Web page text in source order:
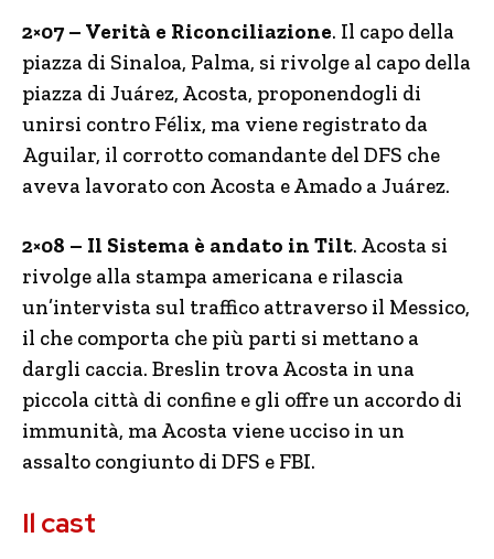
2×07 – Verità e Riconciliazione. Il capo della
piazza di Sinaloa, Palma, si rivolge al capo della
piazza di Juárez, Acosta, proponendogli di
unirsi contro Félix, ma viene registrato da
Aguilar, il corrotto comandante del DFS che
aveva lavorato con Acosta e Amado a Juárez.
2×08 – Il Sistema è andato in Tilt. Acosta si
rivolge alla stampa americana e rilascia
un’intervista sul traffico attraverso il Messico,
il che comporta che più parti si mettano a
dargli caccia. Breslin trova Acosta in una
piccola città di confine e gli offre un accordo di
immunità, ma Acosta viene ucciso in un
assalto congiunto di DFS e FBI.
Il cast